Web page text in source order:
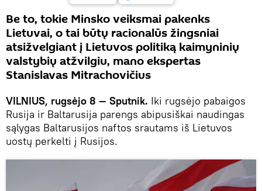
Be to, tokie Minsko veiksmai pakenks
Lietuvai, o tai būtų racionalūs žingsniai
atsižvelgiant į Lietuvos politiką kaimyninių
valstybių atžvilgiu, mano ekspertas
Stanislavas Mitrachovičius
VILNIUS, rugsėjo 8 — Sputnik. Iki rugsėjo pabaigos
Rusija ir Baltarusija parengs abipusiškai naudingas
sąlygas Baltarusijos naftos srautams iš Lietuvos
uostų perkelti į Rusijos.